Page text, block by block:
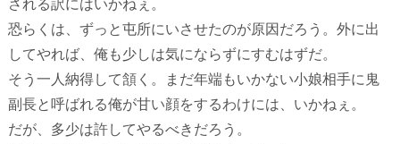
される訳にはいかねぇ。
恐らくは、ずっと屯所にいさせたのが原因だろう。外に出
してやれば、俺も少しは気にならずにすむはずだ。
そう一人納得して頷く。まだ年端もいかない小娘相手に鬼
副長と呼ばれる俺が甘い顔をするわけには、いかねぇ。
だが、多少は許してやるべきだろう。